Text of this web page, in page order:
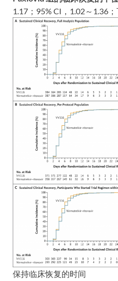
1.17；95% CI，1.02～1.36；
保持临床恢复的时间